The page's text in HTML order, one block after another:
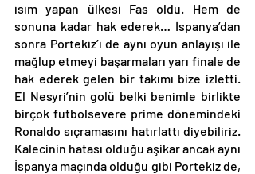
isim yapan ülkesi Fas oldu. Hem de
sonuna kadar hak ederek… İspanya’dan
sonra Portekiz’i de aynı oyun anlayışı ile
mağlup etmeyi başarmaları yarı finale de
hak ederek gelen bir takımı bize izletti.
El Nesyri’nin golü belki benimle birlikte
birçok futbolsevere prime dönemindeki
Ronaldo sıçramasını hatırlattı diyebiliriz.
Kalecinin hatası olduğu aşikar ancak aynı
İspanya maçında olduğu gibi Portekiz de,